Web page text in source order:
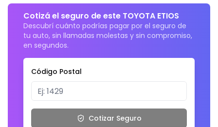
Cotizá el seguro de este TOYOTA ETIOS
Descubrí cuánto podrías pagar por el seguro de
tu auto, sin llamadas molestas y sin compromiso,
en segundos.
Código Postal
Cotizar Seguro